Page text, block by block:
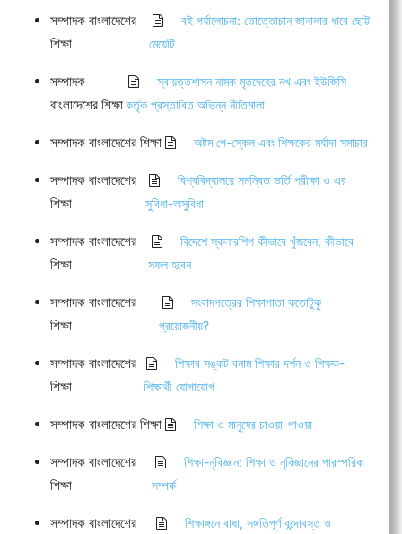
সম্পাদক বাংলাদেশের
শিক্ষা
বই পর্যালোচনা: তোত্তোচান জানালার ধারে ছোট্ট
মেয়েটি
সম্পাদক
বাংলাদেশের শিক্ষা
স্বায়ত্তশাসন নামক মৃতদেহের নখ এবং ইউজিসি
কর্তৃক প্রস্তাবিত অভিন্ন নীতিমালা
সম্পাদক বাংলাদেশের শিক্ষা অষ্টম পে-স্কেল এবং শিক্ষকের মর্যাদা সমাচার
সম্পাদক বাংলাদেশের
শিক্ষা
বিশ্ববিদ্যালয়ে সমন্বিত ভর্তি পরীক্ষা ও এর
সুবিধা-অসুবিধা
সম্পাদক বাংলাদেশের
শিক্ষা
বিদেশে স্কলারশিপ কীভাবে খুঁজবেন, কীভাবে
সফল হবেন
সম্পাদক বাংলাদেশের
শিক্ষা
সংবাদপত্রের শিক্ষাপাতা কতোটুকু
প্রয়োজনীয়?
সম্পাদক বাংলাদেশের
শিক্ষা
শিক্ষার সঙ্কট বনাম শিক্ষার দর্শন ও শিক্ষক-
শিক্ষার্থী যোগাযোগ
সম্পাদক বাংলাদেশের শিক্ষা শিক্ষা ও মানুষের চাওয়া-পাওয়া
সম্পাদক বাংলাদেশের
শিক্ষা
শিক্ষা-নৃবিজ্ঞান: শিক্ষা ও নৃবিজ্ঞানের পারস্পরিক
সম্পর্ক
সম্পাদক বাংলাদেশের শিক্ষাঙ্গনে বাধা, সঙ্গতিপূর্ণ বন্দোবস্ত ও